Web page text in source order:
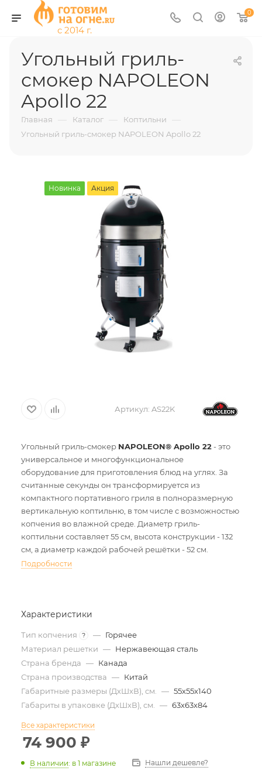
0
Угольный гриль-
смокер NAPOLEON
Apollo 22
Главная — Каталог — Коптильни —
Угольный гриль-смокер NAPOLEON Apollo 22
Новинка Акция
Артикул: AS22K
Угольный гриль-смокер NAPOLEON® Apollo 22- это
универсальное и многофункциональное
оборудование для приготовления блюд на углях. За
считанные секунды он трансформируется из
компактного портативного гриля в полноразмерную
вертикальную коптильню, в том числе с возможностью
копчения во влажной среде. Диаметр гриль-
коптильни составляет 55 см, высота конструкции - 132
см, а диаметр каждой рабочей решётки - 52 см.
Подробности
Характеристики
Тип копчения ? — Горячее
Материал решетки — Нержавеющая сталь
Страна бренда — Канада
Страна производства — Китай
Габаритные размеры (ДхШхВ), см.
— 55х55х140
Габариты в упаковке (ДхШхВ), см.
— 63х63х84
Все характеристики
74 900 ₽
В наличии: в 1 магазине Нашли дешевле?